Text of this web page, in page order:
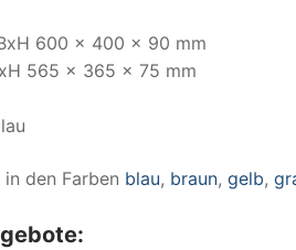
600 x 400 x 90 mm
565 x 365 x 75 mm
den Farben blau, braun, gelb,